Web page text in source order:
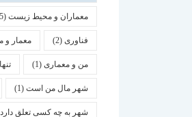
معماران و محیط زیست(5)
فناوری(2) معمار و
من و معماری(1)
شهر مال من است(1)
شهر به چه کسی تعلق دارد